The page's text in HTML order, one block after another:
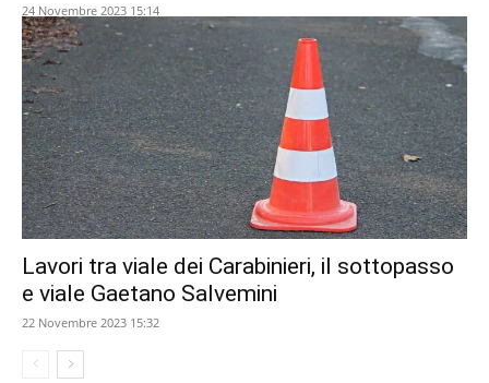
24 Novembre 2023 15:14
Lavori tra viale dei Carabinieri, il sottopasso
e viale Gaetano Salvemini
22 Novembre 2023 15:32